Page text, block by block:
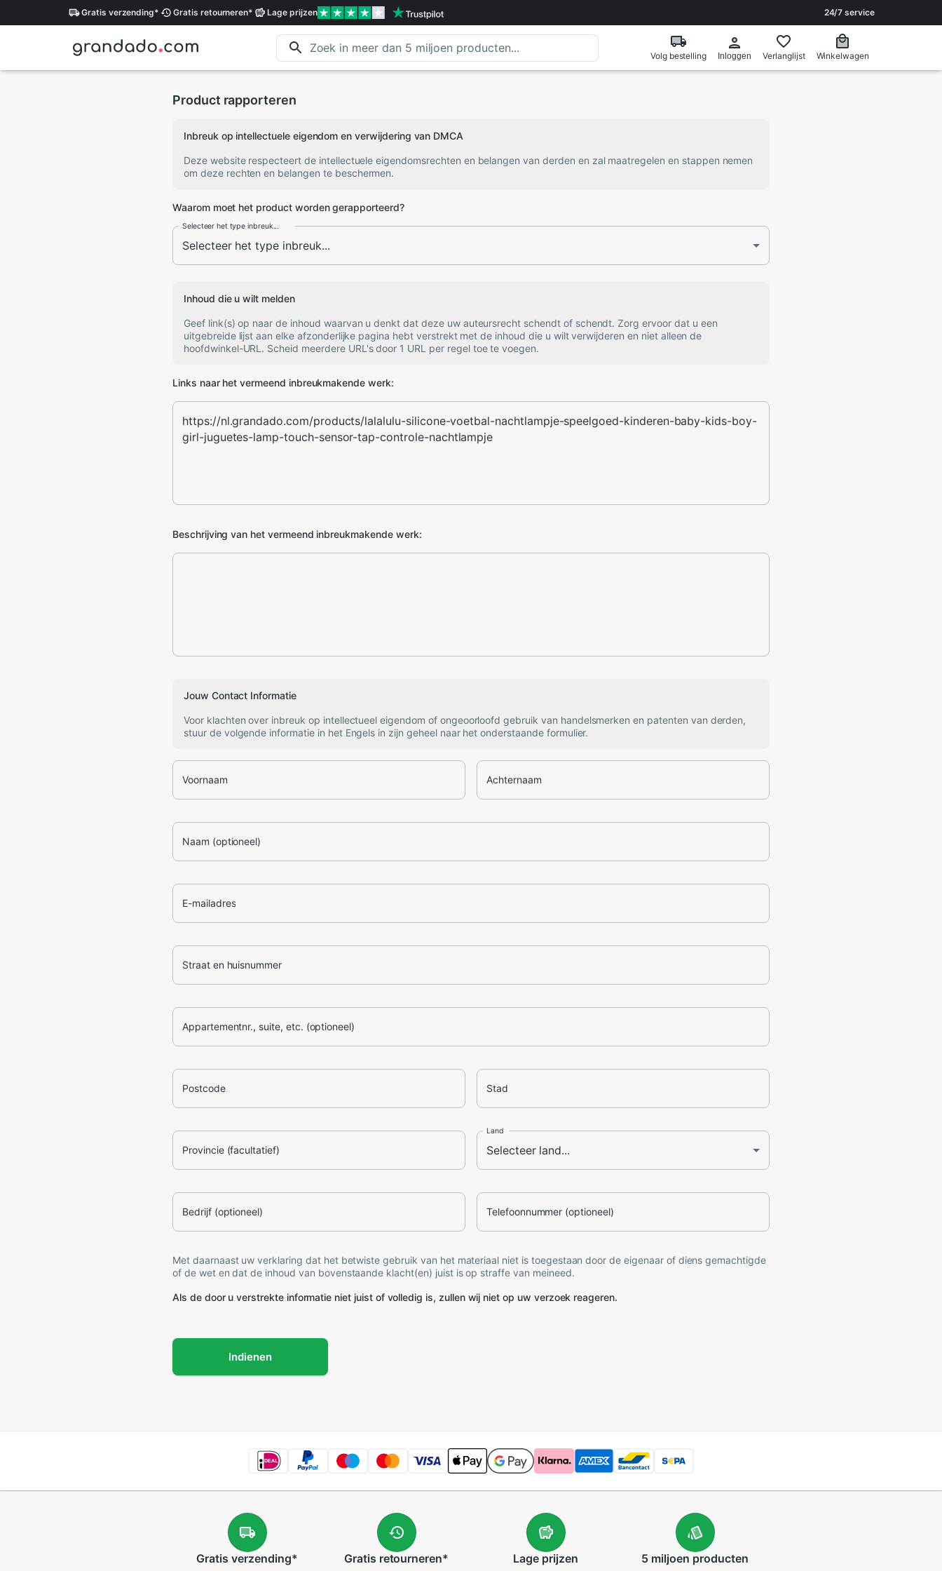
Gratis verzending* Gratis retourneren* Lageprijzen 24/7 service
Volg bestelling Inloggen Verlanglijst Winkelwagen
Product rapporteren
Inbreuk op intellectuele eigendom en verwijdering van DMCA
Deze website respecteert de intellectuele eigendomsrechten en belangen van derden en zal maatregelen en stappen nemen
om deze rechten en belangen te beschermen.
Waarom moet het product worden gerapporteerd?
Selecteer het type inbreuk...
Inhoud die u wilt melden
Geef link(s) op naar de inhoud waarvan u denkt dat deze uw auteursrecht schendt of schendt. Zorg ervoor dat u een
uitgebreide lijst aan elke afzonderlijke pagina hebt verstrekt met de inhoud die u wilt verwijderen en niet alleen de
hoofdwinkel-URL. Scheid meerdere URL's door 1 URL per regel toe te voegen.
Links naar het vermeend inbreukmakende werk:
Beschrijving van het vermeend inbreukmakende werk:
Jouw Contact Informatie
Voor klachten over inbreuk op intellectueel eigendom of ongeoorloofd gebruik van handelsmerken en patenten van derden,
stuur de volgende informatie in het Engels in zijn geheel naar het onderstaande formulier.
Voornaam Achternaam
Naam (optioneel)
E-mailadres
Straat en huisnummer
Appartementnr., suite, etc. (optioneel)
Postcode Stad
Provincie (facultatief)
Land
Bedrijf (optioneel) Telefoonnummer (optioneel)
Met daarnaast uw verklaring dat het betwiste gebruik van het materiaal niet is toegestaan door de eigenaar of diens gemachtigde
of de wet en dat de inhoud van bovenstaande klacht(en) juist is op straffe van meineed.
Als de door u verstrekte informatie niet juist of volledig is, zullen wij niet op uw verzoek reageren.
Indienen
Gratis verzending* Gratis retourneren* Lage prijzen 5 miljoen producten